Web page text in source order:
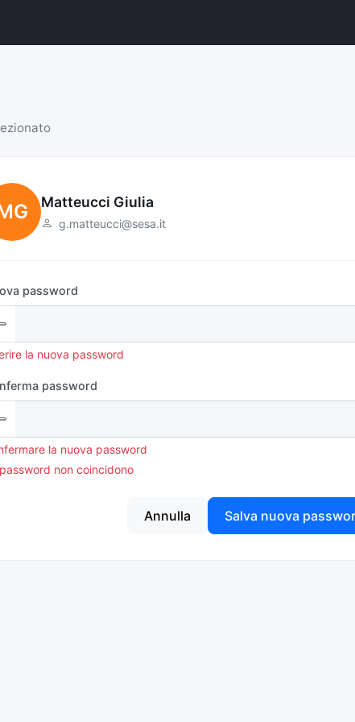
Matteucci Giulia
g.matteucci@sesa.it
password
la nuova password
password
la nuova password
non coincidono
Annulla